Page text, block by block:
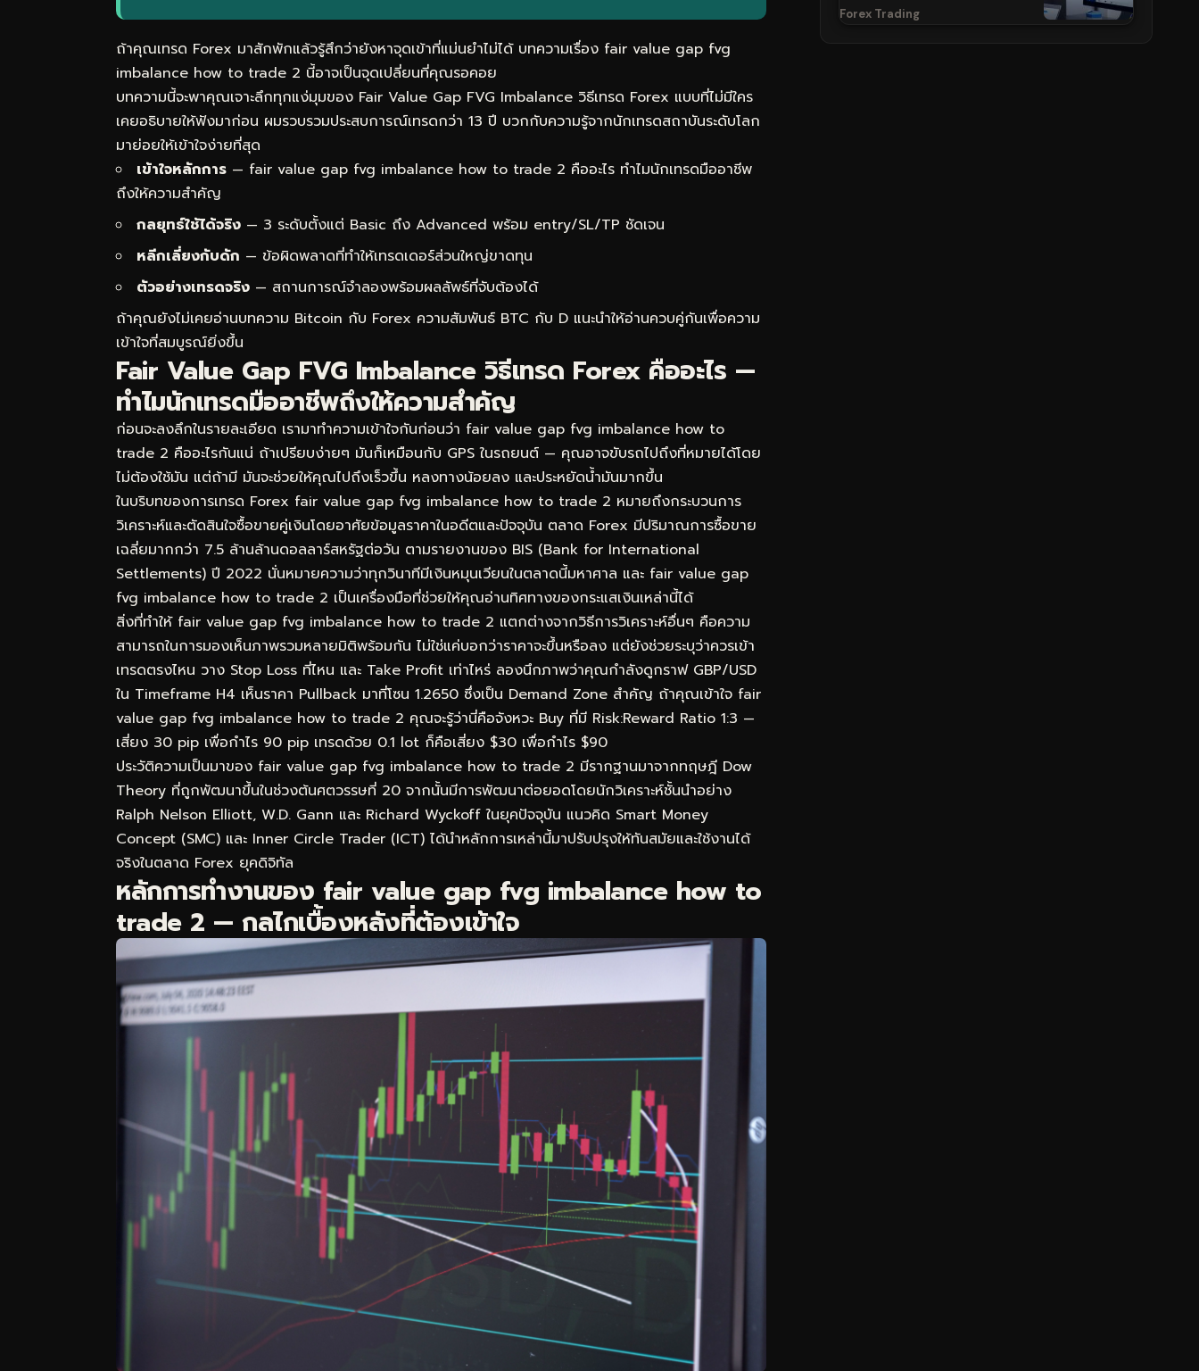
ถ้าคุณเทรด Forex มาสักพักแล้วรู้สึกว่ายังหาจุดเข้าที่แม่นยำไม่ได้ บทความเรื่อง fair value gap fvg
imbalance how to trade 2 นี้อาจเป็นจุดเปลี่ยนที่คุณรอคอย
บทความนี้จะพาคุณเจาะลึกทุกแง่มุมของ Fair Value Gap FVG Imbalance วิธีเทรด Forex แบบที่ไม่มีใคร
เคยอธิบายให้ฟังมาก่อน ผมรวบรวมประสบการณ์เทรดกว่า 13 ปี บวกกับความรู้จากนักเทรดสถาบันระดับโลก
มาย่อยให้เข้าใจง่ายที่สุด
เข้าใจหลักการ — fair value gap fvg imbalance how to trade 2 คืออะไร ทำไมนักเทรดมืออาชีพ
ถึงให้ความสำคัญ
กลยุทธ์ใช้ได้จริง — 3 ระดับตั้งแต่ Basic ถึง Advanced พร้อม entry/SL/TP ชัดเจน
หลีกเลี่ยงกับดัก — ข้อผิดพลาดที่ทำให้เทรดเดอร์ส่วนใหญ่ขาดทุน
ตัวอย่างเทรดจริง — สถานการณ์จำลองพร้อมผลลัพธ์ที่จับต้องได้
ถ้าคุณยังไม่เคยอ่านบทความ Bitcoin กับ Forex ความสัมพันธ์ BTC กับ D แนะนำให้อ่านควบคู่กันเพื่อความ
เข้าใจที่สมบูรณ์ยิ่งขึ้น
Fair Value Gap FVG Imbalance วิธีเทรด Forex คืออะไร —
ทำไมนักเทรดมืออาชีพถึงให้ความสำคัญ
ก่อนจะลงลึกในรายละเอียด เรามาทำความเข้าใจกันก่อนว่า fair value gap fvg imbalance how to
trade 2 คืออะไรกันแน่ ถ้าเปรียบง่ายๆ มันก็เหมือนกับ GPS ในรถยนต์ — คุณอาจขับรถไปถึงที่หมายได้โดย
ไม่ต้องใช้มัน แต่ถ้ามี มันจะช่วยให้คุณไปถึงเร็วขึ้น หลงทางน้อยลง และประหยัดน้ำมันมากขึ้น
ในบริบทของการเทรด Forex fair value gap fvg imbalance how to trade 2 หมายถึงกระบวนการ
วิเคราะห์และตัดสินใจซื้อขายคู่เงินโดยอาศัยข้อมูลราคาในอดีตและปัจจุบัน ตลาด Forex มีปริมาณการซื้อขาย
เฉลี่ยมากกว่า 7.5 ล้านล้านดอลลาร์สหรัฐต่อวัน ตามรายงานของ BIS (Bank for International
Settlements) ปี 2022 นั่นหมายความว่าทุกวินาทีมีเงินหมุนเวียนในตลาดนี้มหาศาล และ fair value gap
fvg imbalance how to trade 2 เป็นเครื่องมือที่ช่วยให้คุณอ่านทิศทางของกระแสเงินเหล่านี้ได้
สิ่งที่ทำให้ fair value gap fvg imbalance how to trade 2 แตกต่างจากวิธีการวิเคราะห์อื่นๆ คือความ
สามารถในการมองเห็นภาพรวมหลายมิติพร้อมกัน ไม่ใช่แค่บอกว่าราคาจะขึ้นหรือลง แต่ยังช่วยระบุว่าควรเข้า
เทรดตรงไหน วาง Stop Loss ที่ไหน และ Take Profit เท่าไหร่ ลองนึกภาพว่าคุณกำลังดูกราฟ GBP/USD
ใน Timeframe H4 เห็นราคา Pullback มาที่โซน 1.2650 ซึ่งเป็น Demand Zone สำคัญ ถ้าคุณเข้าใจ fair
value gap fvg imbalance how to trade 2 คุณจะรู้ว่านี่คือจังหวะ Buy ที่มี Risk:Reward Ratio 1:3 —
เสี่ยง 30 pip เพื่อกำไร 90 pip เทรดด้วย 0.1 lot ก็คือเสี่ยง $30 เพื่อกำไร $90
ประวัติความเป็นมาของ fair value gap fvg imbalance how to trade 2 มีรากฐานมาจากทฤษฎี Dow
Theory ที่ถูกพัฒนาขึ้นในช่วงต้นศตวรรษที่ 20 จากนั้นมีการพัฒนาต่อยอดโดยนักวิเคราะห์ชั้นนำอย่าง
Ralph Nelson Elliott, W.D. Gann และ Richard Wyckoff ในยุคปัจจุบัน แนวคิด Smart Money
Concept (SMC) และ Inner Circle Trader (ICT) ได้นำหลักการเหล่านี้มาปรับปรุงให้ทันสมัยและใช้งานได้
จริงในตลาด Forex ยุคดิจิทัล
หลักการทำงานของ fair value gap fvg imbalance how to
trade 2 — กลไกเบื้องหลังที่ต้องเข้าใจ
Forex Trading